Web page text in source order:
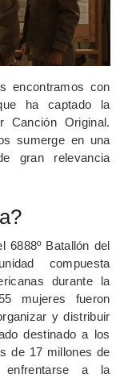
encontramos con
ha captado la
Canción Original.
sumerge en una
gran relevancia
6888º Batallón del
compuesta
durante la
mujeres fueron
y distribuir
destinado a los
de 17 millones de
a la